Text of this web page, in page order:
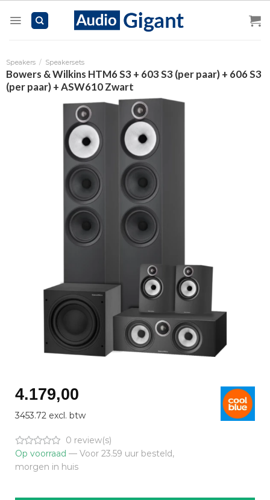
Speakers / Speakersets
Bowers & Wilkins HTM6 S3 + 603 S3 (per paar) + 606 S3
(per paar) + ASW610 Zwart
4.179,00
3453.72 excl. btw
0 review(s)
Op voorraad — Voor 23.59 uur besteld,
morgen in huis